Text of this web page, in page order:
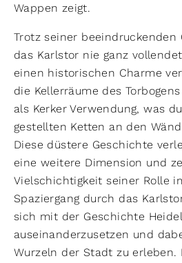
Wappen zeigt.
Trotz seiner beeindruckenden
das Karlstor nie ganz
einen historischen Charme
die Kellerräume des
als Kerker Verwendung, was
gestellten Ketten an den
Diese düstere Geschichte
eine weitere Dimension und
Vielschichtigkeit seiner Rolle
Spaziergang durch das
sich mit der Geschichte
auseinanderzusetzen und
Wurzeln der Stadt zu erleben.